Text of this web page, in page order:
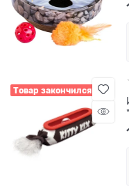
Товар закончился